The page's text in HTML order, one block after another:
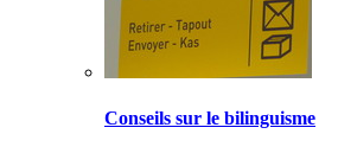
Conseils sur le bilinguisme